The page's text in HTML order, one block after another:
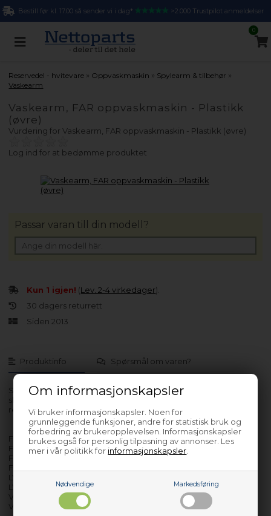
Om informasjonskapsler
Vi bruker informasjonskapsler. Noen for
grunnleggende funksjoner, andre for statistisk bruk og
forbedring av brukeropplevelsen. Informasjonskapsler
brukes også for personlig tilpasning av annonser. Les
mer i vår politikk for informasjonskapsler
Nødvendige Markedsføring
Bestill før kl. 17.00 så sender vi i dag* >2.000 Trustpilot anmeldelser
0
Reservedel - hvitevare » Oppvaskmaskin » Spylearm & tilbehør »
Vaskearm
Vaskearm, FAR oppvaskmaskin - Plastikk
(øvre)
Vurdering forVaskearm, FAR oppvaskmaskin - Plastikk (øvre)
Log ind for at bedømme produktet
Produktinfo Spørsmål om varen?
Spylearmen til FAR oppvaskmaskin bør renses jevnlig, ved å
skylle gjennom spylearmen med rinnende vann og hullene
renses med en tannpirker.
FARC11
FLJ601
FLJ601P
FNPC21S1AI62212
LV1612S
LVS15C39VE16S
V1247S
V1500S
Kun 1 igjen! (Lev. 2-4 virkedager).
30 dagers returrett
Siden 2013
Passar varan till din modell?